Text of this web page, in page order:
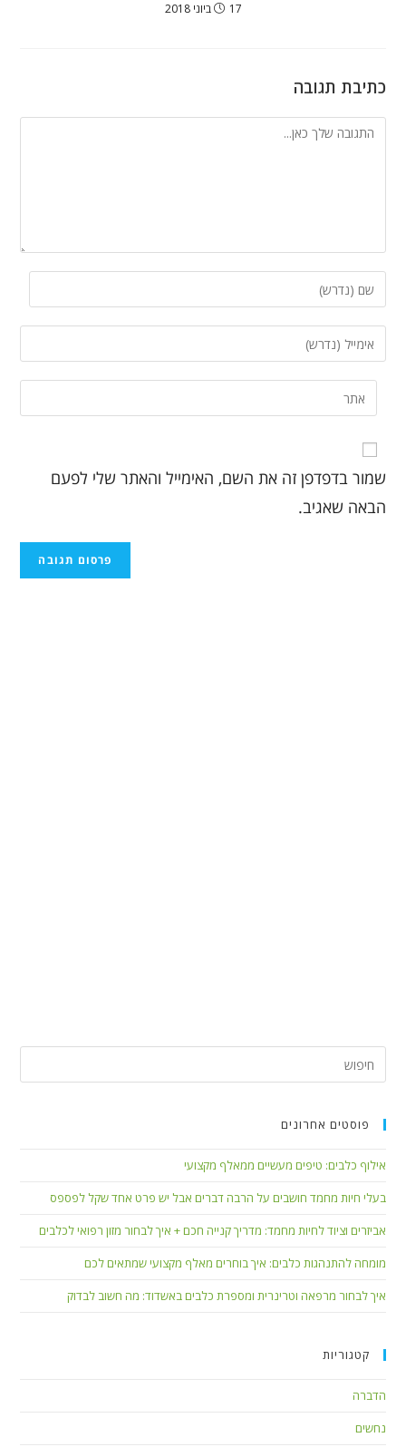
17 ביוני 2018
כתיבת תגובה
שמור בדפדפן זה את השם, האימייל והאתר שלי לפעם
הבאה שאגיב.
פוסטים אחרונים
אילוף כלבים: טיפים מעשיים ממאלף מקצועי
בעלי חיות מחמד חושבים על הרבה דברים אבל יש פרט אחד שקל לפספס
אביזרים וציוד לחיות מחמד: מדריך קנייה חכם + איך לבחור מזון רפואי לכלבים
מומחה להתנהגות כלבים: איך בוחרים מאלף מקצועי שמתאים לכם
איך לבחור מרפאה וטרינרית ומספרת כלבים באשדוד: מה חשוב לבדוק
קטגוריות
הדברה
נחשים